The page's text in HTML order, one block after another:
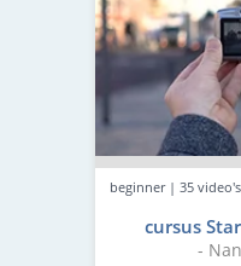
beginner | 35 video's
cursus
-